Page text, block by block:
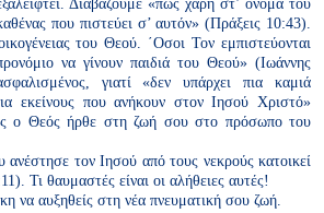
που πιστεύει σ’ αυτόν»(Πράξεις 10:43).
του Θεού. ΄Οσοι Τον εμπιστεύονται
να γίνουν παιδιά του Θεού» (Ιωάννης
γιατί «δενυπάρχει πια καμιά
εκείνους που ανήκουν στον Ιησού Χριστό»
ο Θεός ήρθε στη ζωή σου στο πρόσωπο του
τον Ιησού από τους νεκρούς κατοικεί
Τι θαυμαστές είναι οι αλήθειες αυτές!
να αυξηθείς στη νέα πνευματική σου ζωή.